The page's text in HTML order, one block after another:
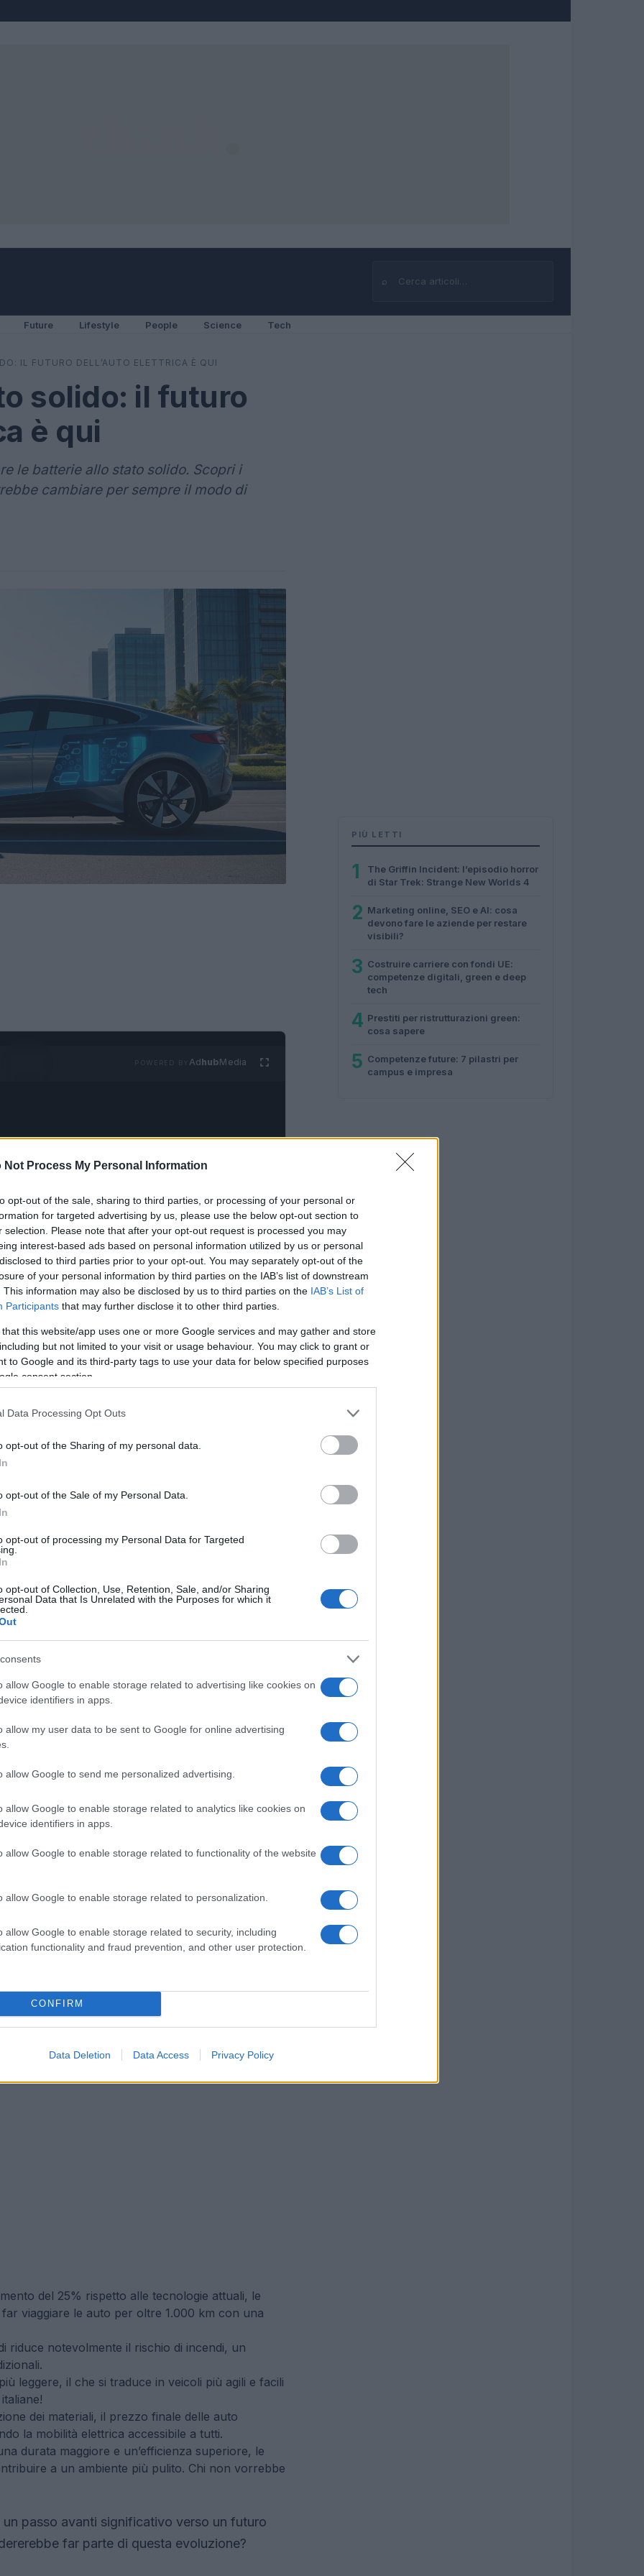
Not Process My Personal Information
opt-out of the sale, sharing to third parties, or processing of your personal or
for targeted advertising by us, please use the below opt-out section to
selection. Please note that after your opt-out request is processed you may
interest-based ads based on personal information utilized by us or personal
to third parties prior to your opt-out. You may separately opt-out of the
of your personal information by third parties on the IAB’s list of downstream
This information may also be disclosed by us to third parties on the IAB’s List of
Participants that may further disclose it to other third parties.
that this website/app uses one or more Google services and may gather and store
but not limited to your visit or usage behaviour. You may click to grant or
to Google and its third-party tags to use your data for below specified purposes
consent section.
Data Processing Opt Outs
opt-out of the Sharing of my personal data.
opt-out of the Sale of my Personal Data.
opt-out of processing my Personal Data for Targeted
opt-out of Collection, Use, Retention, Sale, and/or Sharing
Data that Is Unrelated with the Purposes for which it
allow Google to enable storage related to advertising like cookies on
identifiers in apps.
allow my user data to be sent to Google for online advertising
allow Google to send me personalized advertising.
allow Google to enable storage related to analytics like cookies on
identifiers in apps.
allow Google to enable storage related to functionality of the website
allow Google to enable storage related to personalization.
allow Google to enable storage related to security, including
functionality and fraud prevention, and other user protection.
CONFIRM
Data Deletion Data Access Privacy Policy
⌕
Cerca
Future Lifestyle People Science Tech
IL FUTURO DELL’AUTO ELETTRICA È QUI
solido: il futuro
è qui
le batterie allo stato solido. Scopri i
cambiare per sempre il modo di
AdhubMedia
km con una sola carica. Sembra un sogno?
questa potrebbe diventare una realtà
delle batterie stanno avanzando a passi da
si stanno già preparando a
Sei curioso di sapere come?
stato solido?
una vera e propria rivoluzione rispetto alle
le rende così speciali? Utilizzano un
solo aumenta la sicurezza, riducendo il
energetica e la densità di energia.
per portare sul mercato questi nuovi
del gioco.
presso Mercedes, ha rivelato che la
iniziare a breve, con i primi veicoli già in
è un passo fondamentale verso un
sicure, ma anche più performanti. Non
allo stato solido
Ecco cinque motivi che ti lasceranno
del 25% rispetto alle tecnologie attuali, le
viaggiare le auto per oltre 1.000 km con una
riduce notevolmente il rischio di incendi, un
leggere, il che si traduce in veicoli più agili e facili
dei materiali, il prezzo finale delle auto
la mobilità elettrica accessibile a tutti.
durata maggiore e un’efficienza superiore, le
a un ambiente più pulito. Chi non vorrebbe
passo avanti significativo verso un futuro
far parte di questa evoluzione?
PIÙ LETTI
1
The Griffin Incident: l’episodio horror
di Star Trek: Strange New Worlds 4
2 Marketing online, SEO e AI: cosa
devono fare le aziende per restare
visibili?
3 Costruire carriere con fondi UE:
competenze digitali, green e deep
tech
4 Prestiti per ristrutturazioni green:
cosa sapere
5 Competenze future: 7 pilastri per
campus e impresa